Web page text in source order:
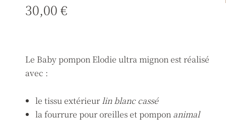
30,00€
Le Baby pompon Elodie ultra mignon est réalisé
avec :
le tissu extérieurlin blanc cassé
la fourrure pour oreilles et pompon animal